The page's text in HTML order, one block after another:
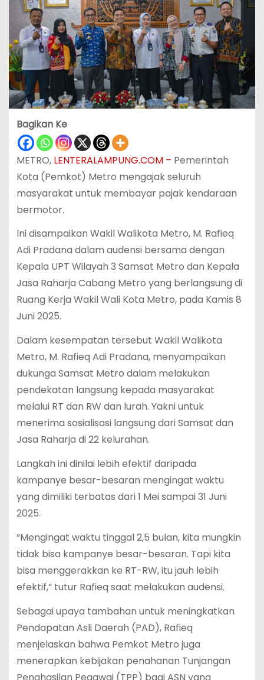
Bagikan Ke
METRO, LENTERALAMPUNG.COM – Pemerintah
Kota (Pemkot) Metro mengajak seluruh
masyarakat untuk membayar pajak kendaraan
bermotor.
Ini disampaikan Wakil Walikota Metro, M. Rafieq
Adi Pradana dalam audensi bersama dengan
Kepala UPT Wilayah 3 Samsat Metro dan Kepala
Jasa Raharja Cabang Metro yang berlangsung di
Ruang Kerja Wakil Wali Kota Metro, pada Kamis 8
Juni 2025.
Dalam kesempatan tersebut Wakil Walikota
Metro, M. Rafieq Adi Pradana, menyampaikan
dukunga Samsat Metro dalam melakukan
pendekatan langsung kepada masyarakat
melalui RT dan RW dan lurah. Yakni untuk
menerima sosialisasi langsung dari Samsat dan
Jasa Raharja di 22 kelurahan.
Langkah ini dinilai lebih efektif daripada
kampanye besar-besaran mengingat waktu
yang dimiliki terbatas dari 1 Mei sampai 31 Juni
2025.
“Mengingat waktu tinggal 2,5 bulan, kita mungkin
tidak bisa kampanye besar-besaran. Tapi kita
bisa menggerakkan ke RT-RW, itu jauh lebih
efektif,” tutur Rafieq saat melakukan audensi.
Sebagai upaya tambahan untuk meningkatkan
Pendapatan Asli Daerah (PAD), Rafieq
menjelaskan bahwa Pemkot Metro juga
menerapkan kebijakan penahanan Tunjangan
Penghasilan Pegawai (TPP) bagi ASN yang